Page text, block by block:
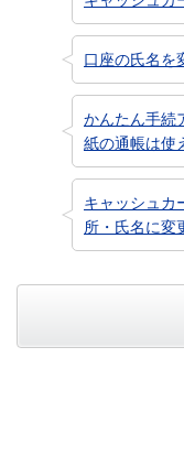
口座の氏名を
かんたん手続
紙の通帳は使
キャッシュカ
所・氏名に変